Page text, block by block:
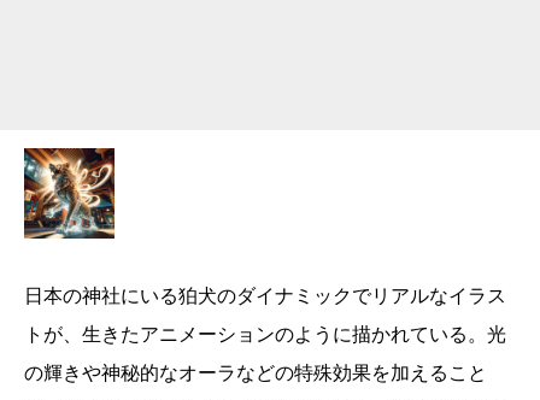
日本の神社にいる狛犬のダイナミックでリアルなイラス
トが、生きたアニメーションのように描かれている。光
の輝きや神秘的なオーラなどの特殊効果を加えること